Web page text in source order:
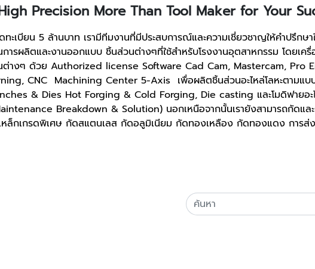
Precision More Than Tool Maker for Your
เบียน 5 ล้านบาท เรามีทีมงานที่มีประสบการณ์และความเชี่ยวชาญให้คำปรึก
รผลิตและงานออกแบบ ชิ้นส่วนต่างๆที่ใช้สำหรับโรงงานอุตสาหกรรม โดยเ
ต่างๆ ด้วย Authorized license Software Cad Cam, Mastercam,
CNC Machining Center 5-Axis เพื่อผลิตชิ้นส่วนอะไหล่โลหะตามแ
& Dies Hot Forging & Cold Forging, Die casting และโมดิฟายอ
Breakdown & Solution) นอกเหนือจากนั้นเรายังสามารถกัดแ
ล็กเกรดพิเศษ กัดสแตนเลส กัดอลูมิเนียม กัดทองเหลือง กัดทองแดง การส่